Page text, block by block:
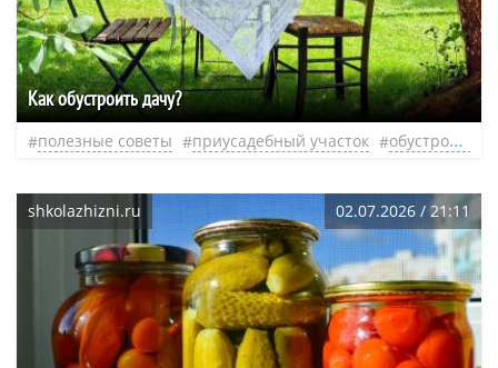
Как обустроить дачу?
полезные советы приусадебный участок обустройство участка
shkolazhizni.ru 02.07.2026 / 21:11